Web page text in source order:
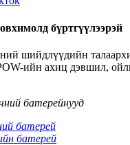
бүртгүүлээрэй
шийдлүүдийн
ийн ахиц дэвшил,
батерейнууд
батерей
батерей